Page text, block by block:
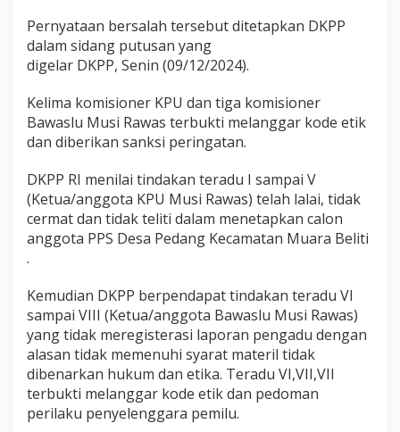
i
a
w
s
T
e
r
u
k
t
M
a
n
g
a
r
K
d
Pernyataan bersalah tersebut ditetapkan DKPP
dalam sidang putusan yang
digelar DKPP, Senin (09/12/2024).
Kelima komisioner KPU dan tiga komisioner
Bawaslu Musi Rawas terbukti melanggar kode etik
dan diberikan sanksi peringatan.
DKPP RI menilai tindakan teradu I sampai V
(Ketua/anggota KPU Musi Rawas) telah lalai, tidak
cermat dan tidak teliti dalam menetapkan calon
anggota PPS Desa Pedang Kecamatan Muara Beliti
.
Kemudian DKPP berpendapat tindakan teradu VI
sampai VIII (Ketua/anggota Bawaslu Musi Rawas)
yang tidak meregisterasi laporan pengadu dengan
alasan tidak memenuhi syarat materil tidak
dibenarkan hukum dan etika. Teradu VI,VII,VII
terbukti melanggar kode etik dan pedoman
perilaku penyelenggara pemilu.